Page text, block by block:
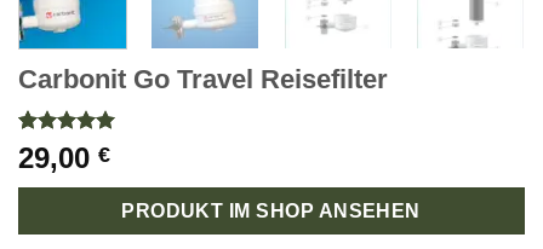
Carbonit Go Travel Reisefilter
Bewertet
mit5von
5, basierend
1
29,00 €
PRODUKT IM SHOP ANSEHEN